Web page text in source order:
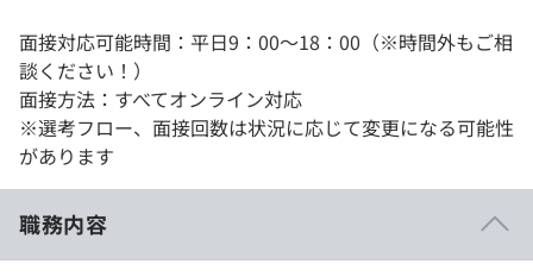
面接対応可能時間：平日9：00～18：00（※時間外もご相
談ください！）
面接方法：すべてオンライン対応
※選考フロー、面接回数は状況に応じて変更になる可能性
があります
職務内容